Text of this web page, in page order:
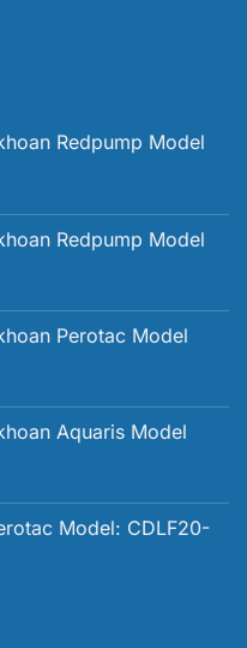
Redpump Model
Redpump Model
Perotac Model
Aquaris Model
Model: CDLF20-